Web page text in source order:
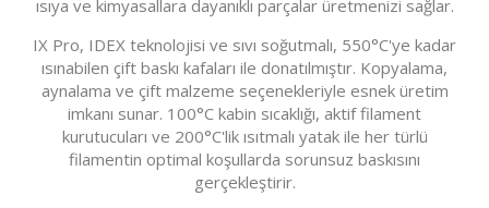
ısıya ve kimyasallara dayanıklı parçalar üretmenizi sağlar.
IX Pro, IDEX teknolojisi ve sıvı soğutmalı, 550°C'ye kadar
ısınabilen çift baskı kafaları ile donatılmıştır. Kopyalama,
aynalama ve çift malzeme seçenekleriyle esnek üretim
imkanı sunar. 100°C kabin sıcaklığı, aktif filament
kurutucuları ve 200°C'lik ısıtmalı yatak ile her türlü
filamentin optimal koşullarda sorunsuz baskısını
gerçekleştirir.